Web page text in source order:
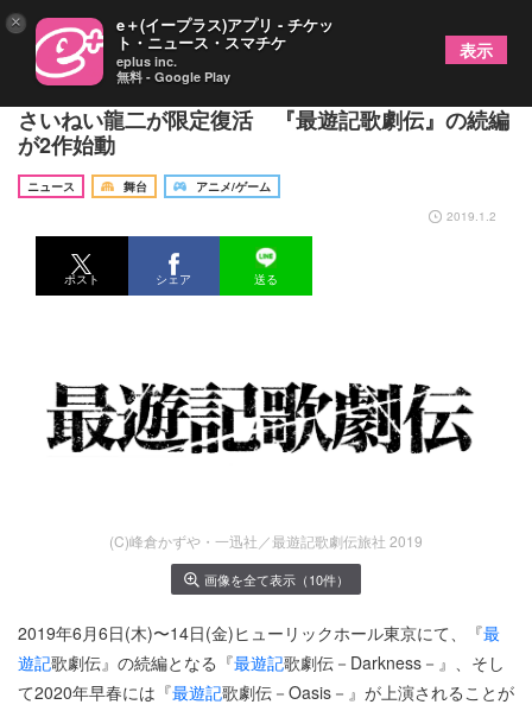
鈴木拡樹、椎名鯛造、鮎川太陽、唐橋 充のほか、
さいねい龍二が限定復活 『最遊記歌劇伝』の続編
が2作始動
ニュース 舞台
アニメ/ゲーム
2019.1.2
ポスト シェア 送る
(C)峰倉かずや・一迅社／最遊記歌劇伝旅社 2019
画像を全て表示（10件）
2019年6月6日(木)〜14日(金)ヒューリックホール東京にて、『最
遊記歌劇伝』の続編となる『最遊記歌劇伝－Darkness－』、そし
て2020年早春には『最遊記歌劇伝－Oasis－』が上演されることが
× e＋(イープラス)アプリ - チケッ
ト・ニュース・スマチケ
eplus inc.
無料 - Google Play
表示